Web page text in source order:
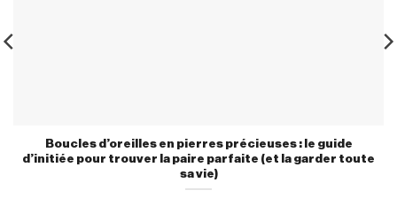
Boucles d’oreilles en pierres précieuses : le guide
d’initiée pour trouver la paire parfaite (et la garder toute
sa vie)